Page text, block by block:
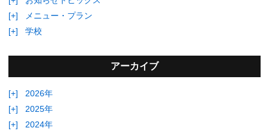
[+]
メニュー・プラン
[+]
学校
アーカイブ
[+]
2026年
[+]
2025年
[+]
2024年